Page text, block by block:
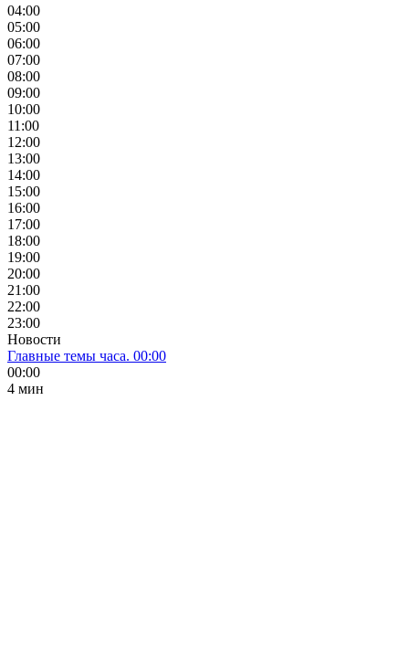
04:00
05:00
06:00
07:00
08:00
09:00
10:00
11:00
12:00
13:00
14:00
15:00
16:00
17:00
18:00
19:00
20:00
21:00
22:00
23:00
Новости
Главные темы часа. 00:00
00:00
4 мин